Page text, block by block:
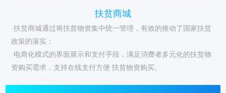
扶贫商城
·扶贫商城通过将扶贫物资集中统一管理，有效的推动了国家扶贫
政策的落实；
·电商化模式的界面展示和支付手段，满足消费者多元化的扶贫物
资购买需求，支持在线支付方便 扶贫物资购买。